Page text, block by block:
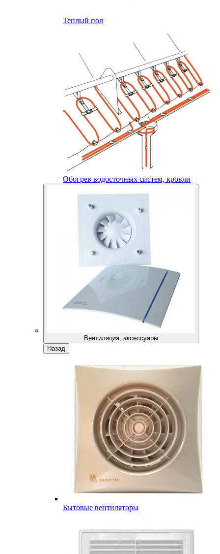
Теплый пол
Обогрев водосточных систем, кровли
Вентиляция, аксессуары
Назад
Бытовые вентиляторы